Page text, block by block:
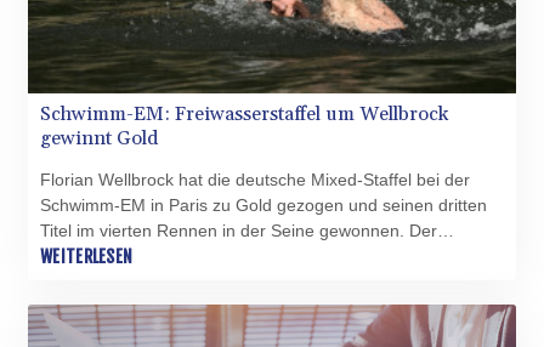
Schwimm-EM: Freiwasserstaffel um Wellbrock
gewinnt Gold
Florian Wellbrock hat die deutsche Mixed-Staffel bei der
Schwimm-EM in Paris zu Gold gezogen und seinen dritten
Titel im vierten Rennen in der Seine gewonnen. Der
Vierfach-Weltmeister, der bereits über zehn und fünf
Schlussschwimmer des DSV-Quartetts nach 4x1500 m als
Erster an. Silber ging in einem engen Dreikampf an Italien
WEITERLESEN